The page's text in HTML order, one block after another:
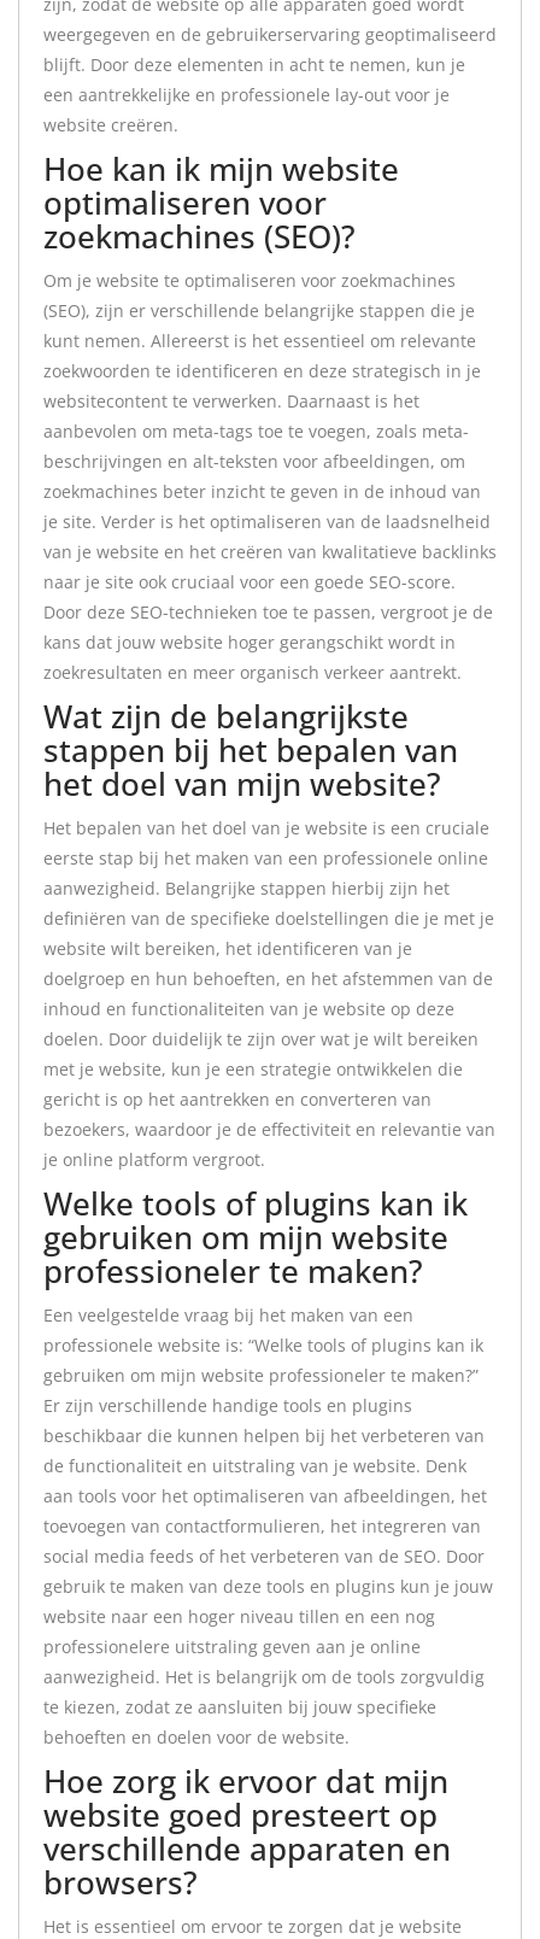
weergegeven en de gebruikerservaring geoptimaliseerd
blijft. Door deze elementen in acht te nemen, kun je
een aantrekkelijke en professionele lay-out voor je
website creëren.
Hoe kan ik mijn website
optimaliseren voor
zoekmachines (SEO)?
Om je website te optimaliseren voor zoekmachines
(SEO), zijn er verschillende belangrijke stappen die je
kunt nemen. Allereerst is het essentieel om relevante
zoekwoorden te identificeren en deze strategisch in je
websitecontent te verwerken. Daarnaast is het
aanbevolen om meta-tags toe te voegen, zoals meta-
beschrijvingen en alt-teksten voor afbeeldingen, om
zoekmachines beter inzicht te geven in de inhoud van
je site. Verder is het optimaliseren van de laadsnelheid
van je website en het creëren van kwalitatieve backlinks
naar je site ook cruciaal voor een goede SEO-score.
Door deze SEO-technieken toe te passen, vergroot je de
kans dat jouw website hoger gerangschikt wordt in
zoekresultaten en meer organisch verkeer aantrekt.
Wat zijn de belangrijkste
stappen bij het bepalen van
het doel van mijn website?
Het bepalen van het doel van je website is een cruciale
eerste stap bij het maken van een professionele online
aanwezigheid. Belangrijke stappen hierbij zijn het
definiëren van de specifieke doelstellingen die je met je
website wilt bereiken, het identificeren van je
doelgroep en hun behoeften, en het afstemmen van de
inhoud en functionaliteiten van je website op deze
doelen. Door duidelijk te zijn over wat je wilt bereiken
met je website, kun je een strategie ontwikkelen die
gericht is op het aantrekken en converteren van
bezoekers, waardoor je de effectiviteit en relevantie van
je online platform vergroot.
Welke tools of plugins kan ik
gebruiken om mijn website
professioneler te maken?
Een veelgestelde vraag bij het maken van een
professionele website is: “Welke tools of plugins kan ik
gebruiken om mijn website professioneler te maken?”
Er zijn verschillende handige tools en plugins
beschikbaar die kunnen helpen bij het verbeteren van
de functionaliteit en uitstraling van je website. Denk
aan tools voor het optimaliseren van afbeeldingen, het
toevoegen van contactformulieren, het integreren van
social media feeds of het verbeteren van de SEO. Door
gebruik te maken van deze tools en plugins kun je jouw
website naar een hoger niveau tillen en een nog
professionelere uitstraling geven aan je online
aanwezigheid. Het is belangrijk om de tools zorgvuldig
te kiezen, zodat ze aansluiten bij jouw specifieke
behoeften en doelen voor de website.
Hoe zorg ik ervoor dat mijn
website goed presteert op
verschillende apparaten en
browsers?
Het is essentieel om ervoor te zorgen dat je website